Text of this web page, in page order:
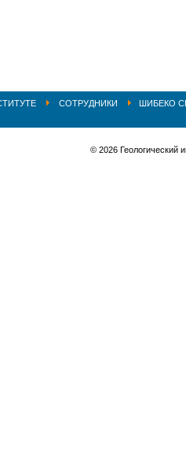
СОТРУДНИКИ ШИБЕКО
© 2026 Геологический